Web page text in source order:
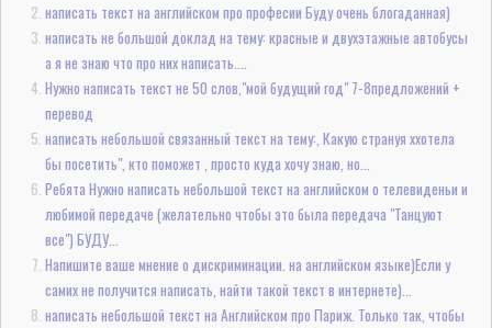
написать текст на английском про професии Буду очень блогаданная)
написать не большой доклад на тему: красные и двухэтажные автобусы
а я не знаю что про них написать....
Нужно написать текст не 50 слов,"мой будущий год" 7-8предложений +
перевод
написать небольшой связанный текст на тему:, Какую странуя ххотела
бы посетить", кто поможет , просто куда хочу знаю, но...
Ребята Нужно написать небольшой текст на английском о телевиденьи и
любимой передаче (желательно чтобы это была передача "Танцуют
все") БУДУ...
Напишите ваше мнение о дискриминации. на английском языке)Если у
самих не получится написать, найти такой текст в интернете)...
написать небольшой текст на Английском про Париж. Только так, чтобы